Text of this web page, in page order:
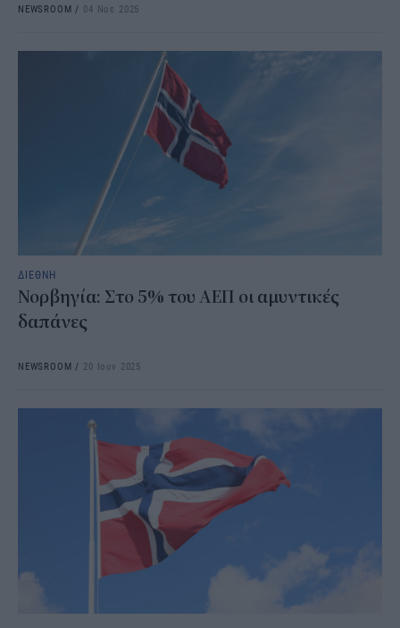
NEWSROOM / 04 Νοε 2025
ΔΙΕΘΝΗ
Νορβηγία: Στο 5% του ΑΕΠ οι αμυντικές
δαπάνες
NEWSROOM / 20 Ιουν 2025